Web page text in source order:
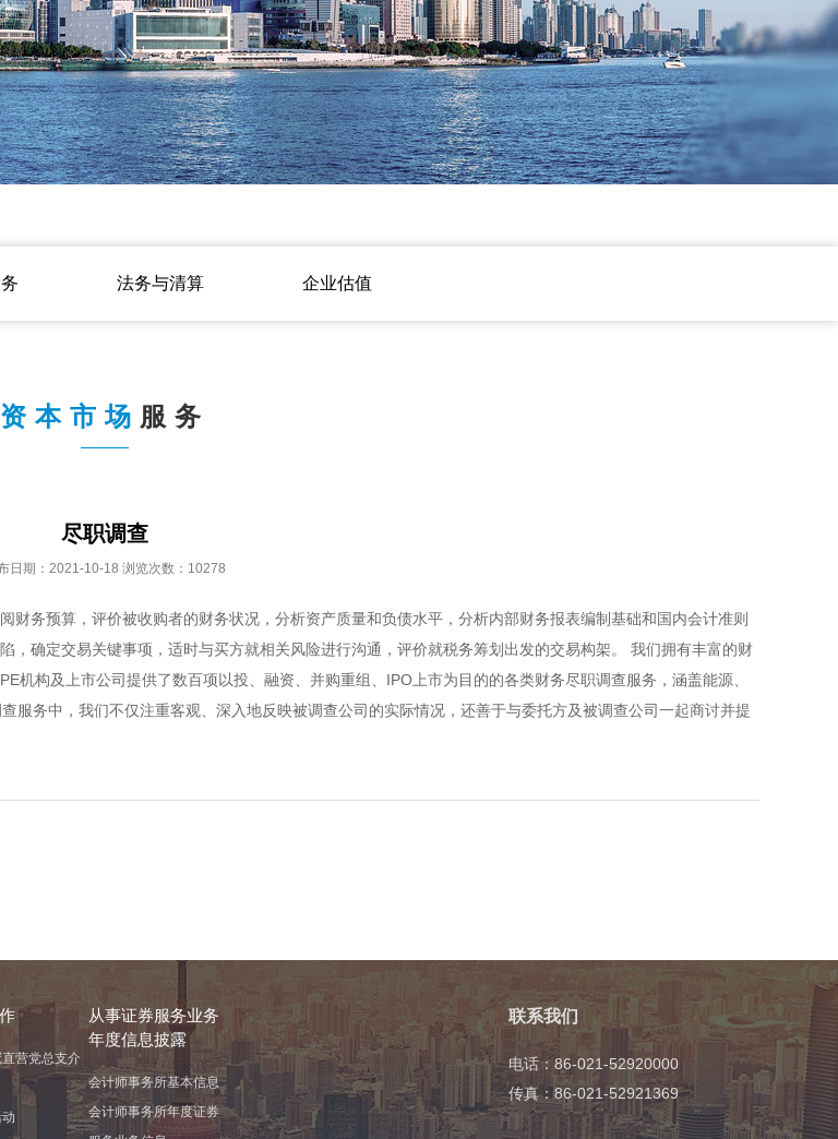
法务与清算 企业估值
资本市场 服务
尽职调查
日期：2021-10-18 浏览次数：10278
务预算，评价被收购者的财务状况，分析资产质量和负债水平，分析内部财务报表编制基础和国内会计准则
确定交易关键事项，适时与买方就相关风险进行沟通，评价就税务筹划出发的交易构架。 我们拥有丰富的财
构及上市公司提供了数百项以投、融资、并购重组、IPO上市为目的的各类财务尽职调查服务，涵盖能源、
务中，我们不仅注重客观、深入地反映被调查公司的实际情况，还善于与委托方及被调查公司一起商讨并提
营党总支介
从事证券服务业务
年度信息披露
会计师事务所基本信息
会计师事务所年度证券
联系我们
电话：86-021-52920000
传真：86-021-52921369